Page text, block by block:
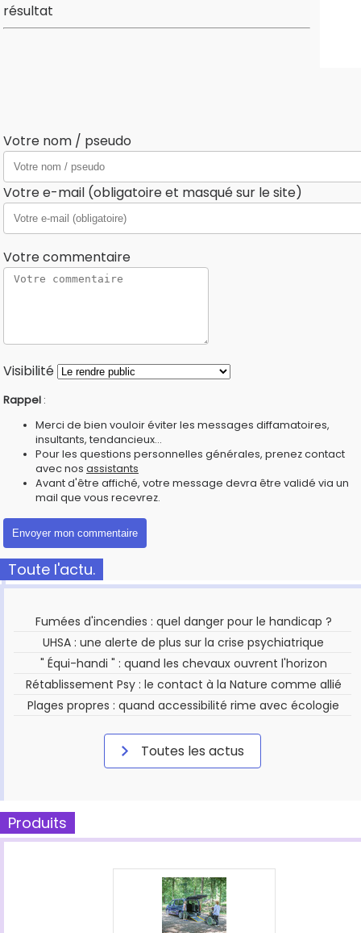
résultat
Votre nom / pseudo
Votre e-mail (obligatoire et masqué sur le site)
Votre commentaire
Visibilité
Rappel :
Merci de bien vouloir éviter les messages diffamatoires,
insultants, tendancieux...
Pour les questions personnelles générales, prenez contact
avec nos assistants
Avant d'être affiché, votre message devra être validé via un
mail que vous recevrez.
Toute l'actu.
Fumées d'incendies : quel danger pour le handicap ?
UHSA : une alerte de plus sur la crise psychiatrique
" Équi-handi " : quand les chevaux ouvrent l'horizon
Rétablissement Psy : le contact à la Nature comme allié
Plages propres : quand accessibilité rime avec écologie
Toutes les actus
Produits